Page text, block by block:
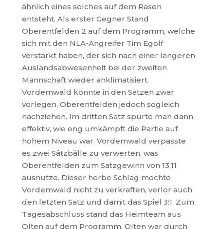
ähnlich eines solches auf dem Rasen
entsteht. Als erster Gegner Stand
Oberentfelden 2 auf dem Programm, welche
sich mit den NLA-Angreifer Tim Egolf
verstärkt haben, der sich nach einer längeren
Auslandsabwesenheit bei der zweiten
Mannschaft wieder anklimatisiert.
Vordemwald konnte in den Sätzen zwar
vorlegen, Oberentfelden jedoch sogleich
nachziehen. Im dritten Satz spürte man dann
effektiv, wie eng umkämpft die Partie auf
hohem Niveau war. Vordemwald verpasste
es zwei Sätzbälle zu verwerten, was
Oberentfelden zum Satzgewinn von 13:11
ausnutze. Dieser herbe Schlag mochte
Vordemwald nicht zu verkraften, verlor auch
den letzten Satz und damit das Spiel 3:1. Zum
Tagesabschluss stand das Heimteam aus
Olten auf dem Programm. Olten war durch